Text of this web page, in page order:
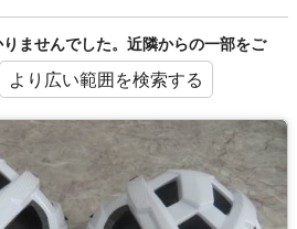
ませんでした。近隣からの一部をご
より広い範囲を検索する